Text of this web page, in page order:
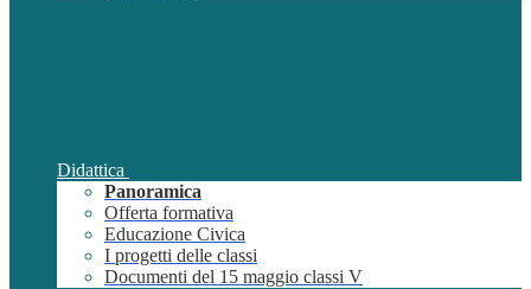
Didattica
Panoramica
Offerta formativa
Educazione Civica
I progetti delle classi
Documenti del 15 maggio classi V